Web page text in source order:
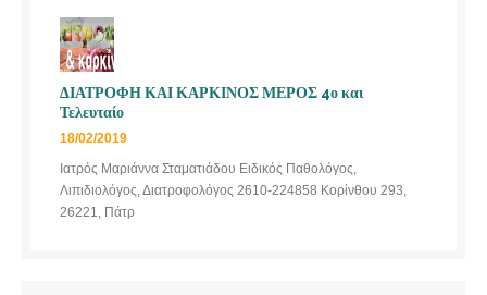
ΔΙΑΤΡΟΦΗ ΚΑΙ ΚΑΡΚΙΝΟΣ ΜΕΡΟΣ 4ο και
Τελευταίο
18/02/2019
Ιατρός Μαριάννα Σταματιάδου Ειδικός Παθολόγος,
Λιπιδιολόγος, Διατροφολόγος 2610-224858 Κορίνθου 293,
26221, Πάτρ